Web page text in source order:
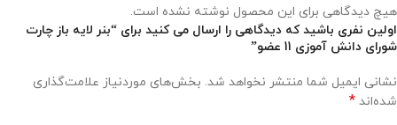
هیچ دیدگاهی برای این محصول نوشته نشده است.
اولین نفری باشید که دیدگاهی را ارسال می کنید برای “بنر لایه باز چارت
شورای دانش آموزی 11 عضو”
نشانی ایمیل شما منتشر نخواهد شد. بخش‌های موردنیاز علامت‌گذاری
شده‌اند *